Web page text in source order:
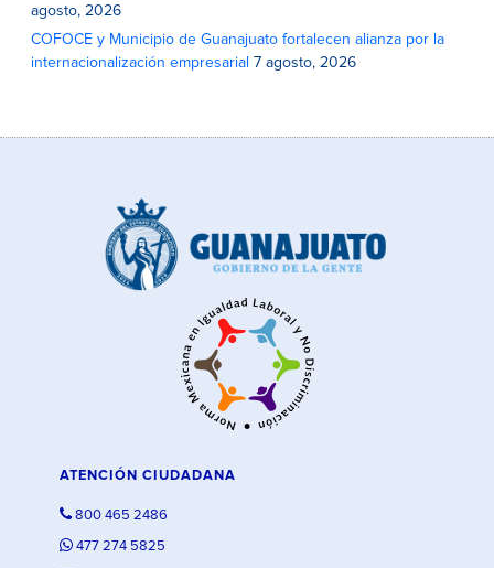
agosto, 2026
COFOCE y Municipio de Guanajuato fortalecen alianza por la
internacionalización empresarial 7 agosto, 2026
ATENCIÓN CIUDADANA
800 465 2486
477 274 5825